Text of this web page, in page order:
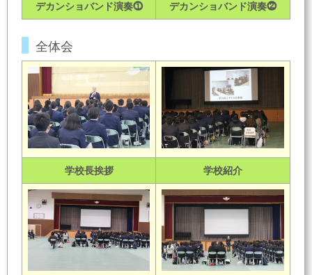
デカンショバンド演奏⓵ デカンショバンド演奏⓶
全体会
学校長挨拶 学校紹介